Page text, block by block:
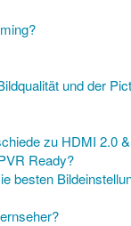
und der
zu HDMI 2.0
Ready?
besten